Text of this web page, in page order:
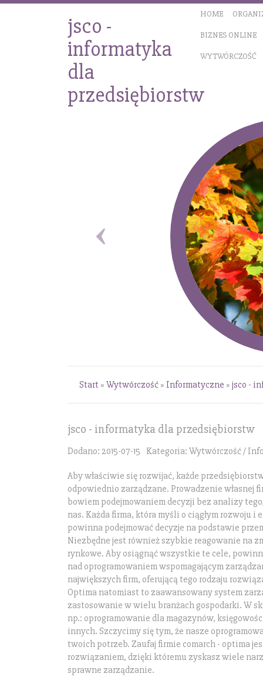
HOME
BIZNES ONLINE
WYTWÓRCZOŚĆ
jsco -
informatyka
dla
przedsiębiorstw
Start » Wytwórczość » Informatyczne » jsco -
jsco - informatyka dla przedsiębiorstw
Dodano: 2015-07-15 Kategoria: Wytwórczość /
Aby właściwie się rozwijać, każde
odpowiednio zarządzane. Prowadzenie własnej
bowiem podejmowaniem decyzji bez analizy
nas. Każda firma, która myśli o ciągłym rozwoju i
powinna podejmować decyzje na podstawie
Niezbędne jest również szybkie reagowanie na
rynkowe. Aby osiągnąć wszystkie te cele,
nad oprogramowaniem wspomagającym
największych firm, oferującą tego rodzaju
Optima natomiast to zaawansowany system
zastosowanie w wielu branżach gospodarki. W
np.: oprogramowanie dla magazynów,
innych. Szczycimy się tym, że nasze
twoich potrzeb. Zaufaj firmie comarch - optima
rozwiązaniem, dzięki któremu zyskasz wiele
sprawne zarządzanie.